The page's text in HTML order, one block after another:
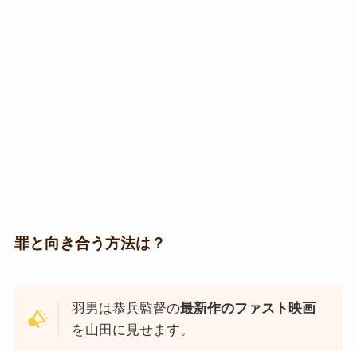
罪と向き合う方法は？
羽男は恭兵監督の最新作のファスト映画
を山田に見せます。